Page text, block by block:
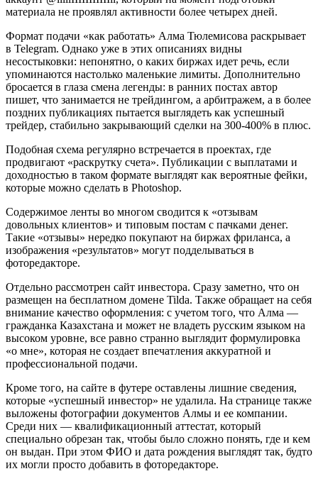
материала не проявлял активности более четырех дней.
Формат подачи «как работать» Алма Тюлемисова раскрывает
в Telegram. Однако уже в этих описаниях видны
несостыковки: непонятно, о каких биржах идет речь, если
упоминаются настолько маленькие лимиты. Дополнительно
бросается в глаза смена легенды: в ранних постах автор
пишет, что занимается не трейдингом, а арбитражем, а в более
поздних публикациях пытается выглядеть как успешный
трейдер, стабильно закрывающий сделки на 300-400% в плюс.
Подобная схема регулярно встречается в проектах, где
продвигают «раскрутку счета». Публикации с выплатами и
доходностью в таком формате выглядят как вероятные фейки,
которые можно сделать в Photoshop.
Содержимое ленты во многом сводится к «отзывам
довольных клиентов» и типовым постам с пачками денег.
Такие «отзывы» нередко покупают на биржах фриланса, а
изображения «результатов» могут подделываться в
фоторедакторе.
Отдельно рассмотрен сайт инвестора. Сразу заметно, что он
размещен на бесплатном домене Tilda. Также обращает на себя
внимание качество оформления: с учетом того, что Алма —
гражданка Казахстана и может не владеть русским языком на
высоком уровне, все равно странно выглядит формулировка
«о мне», которая не создает впечатления аккуратной и
профессиональной подачи.
Кроме того, на сайте в футере оставлены лишние сведения,
которые «успешный инвестор» не удалила. На странице также
выложены фотографии документов Алмы и ее компании.
Среди них — квалификационный аттестат, который
специально обрезан так, чтобы было сложно понять, где и кем
он выдан. При этом ФИО и дата рождения выглядят так, будто
их могли просто добавить в фоторедакторе.